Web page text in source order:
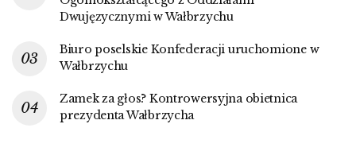
Dwujęzycznymi w Wałbrzychu
Biuro poselskie Konfederacji uruchomione w
Wałbrzychu
Zamek za głos? Kontrowersyjna obietnica
prezydenta Wałbrzycha